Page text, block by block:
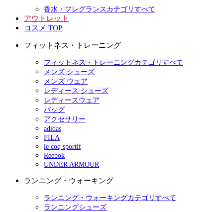
香水・フレグランスカテゴリすべて
アウトレット
コスメ TOP
フィットネス・トレーニング
フィットネス・トレーニングカテゴリすべて
メンズ シューズ
メンズ ウェア
レディース シューズ
レディースウェア
バッグ
アクセサリー
adidas
FILA
le coq sportif
Reebok
UNDER ARMOUR
ランニング・ウォーキング
ランニング・ウォーキングカテゴリすべて
ランニングシューズ